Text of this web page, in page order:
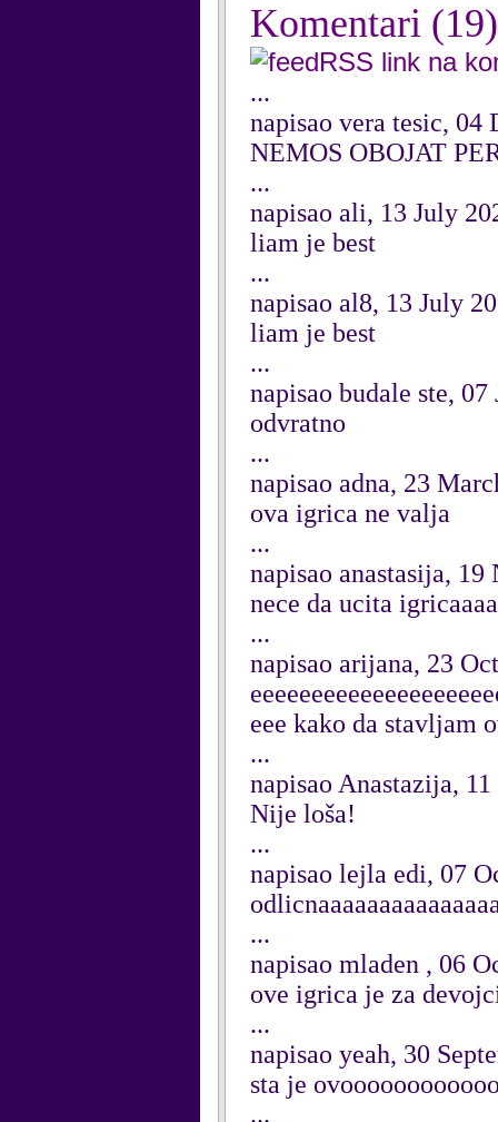
Komentari (19)
RSS link na
...
napisao vera tesic, 04
NEMOS OBOJAT
...
napisao ali, 13 July
liam je best
...
napisao al8, 13 July
liam je best
...
napisao budale ste, 07
odvratno
...
napisao adna, 23
ova igrica ne valja
...
napisao anastasija, 19
nece da ucita
...
napisao arijana, 23
eee kako da stavljam
...
napisao Anastazija,
Nije loša!
...
napisao lejla edi, 07
...
napisao mladen , 06
ove igrica je za
...
napisao yeah, 30
sta je
...